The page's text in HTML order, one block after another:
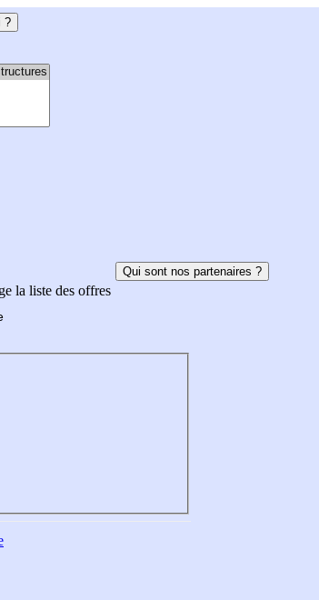
?
la liste des offres
Qui sont nos partenaires ?